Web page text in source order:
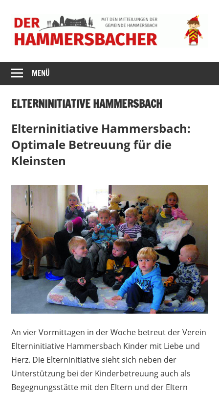
Inhalt
springen
DER
MENÜ
ELTERNINITIATIVE HAMMERSBACH
Elterninitiative Hammersbach:
Optimale Betreuung für die
Kleinsten
An vier Vormittagen in der Woche betreut der Verein
Elterninitiative Hammersbach Kinder mit Liebe und
Herz. Die Elterninitiative sieht sich neben der
Unterstützung bei der Kinderbetreuung auch als
Begegnungsstätte mit den Eltern und der Eltern